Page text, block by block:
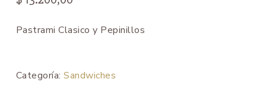
Pastrami Clasico y Pepinillos
Categoría:Sandwiches